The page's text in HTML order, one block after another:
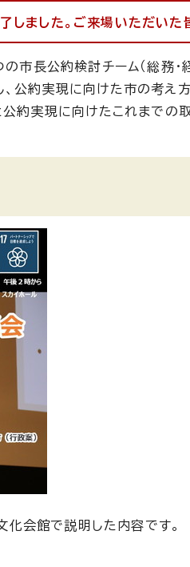
ました。ご来場いただいた
長公約検討チーム（総務・
公約実現に向けた市の考え
約実現に向けたこれまでの
会館で説明した内容です。